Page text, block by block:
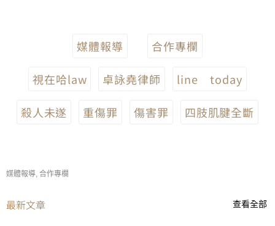
媒體報導 合作專欄
視在哈law 卓詠堯律師 line today
殺人未遂 重傷罪 傷害罪 四肢肌腱全斷
媒體報導, 合作專欄
最新文章 查看全部